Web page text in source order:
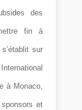
des
fin à
sur
à Monaco,
et